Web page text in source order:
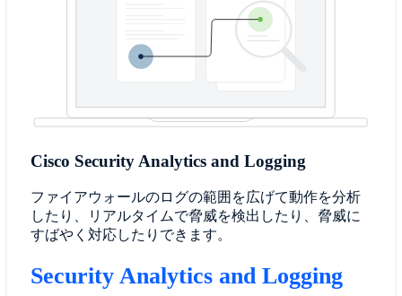
Cisco Security Analytics and Logging
ファイアウォールのログの範囲を広げて動作を分析
したり、リアルタイムで脅威を検出したり、脅威に
すばやく対応したりできます。
Security Analytics and Logging